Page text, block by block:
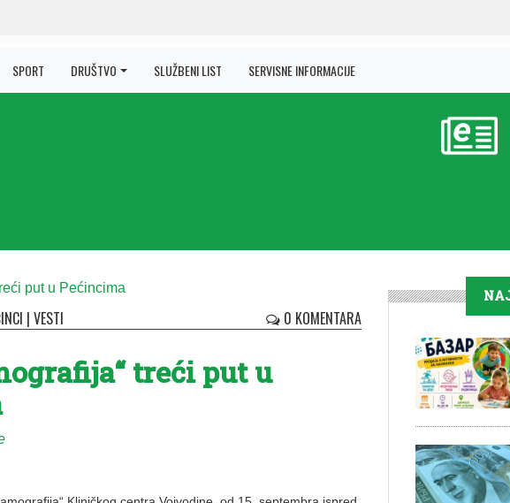
SPORT DRUŠTVO SLUŽBENI LIST SERVISNE INFORMACIJE
| VESTI 0 KOMENTARA
treći put u